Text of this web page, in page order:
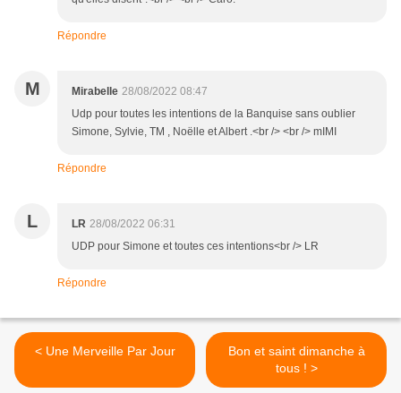
Répondre
M Mirabelle 28/08/2022 08:47
Udp pour toutes les intentions de la Banquise sans oublier
Simone, Sylvie, TM , Noëlle et Albert .<br /> <br /> mIMI
Répondre
L LR 28/08/2022 06:31
UDP pour Simone et toutes ces intentions<br /> LR
Répondre
< Une Merveille Par Jour
Bon et saint dimanche à
tous ! >